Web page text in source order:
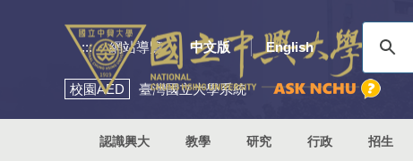
::: 網站導覽 中文版 English
校園AED 臺灣國立大學系統
認識興大 教學 研究 行政 招生